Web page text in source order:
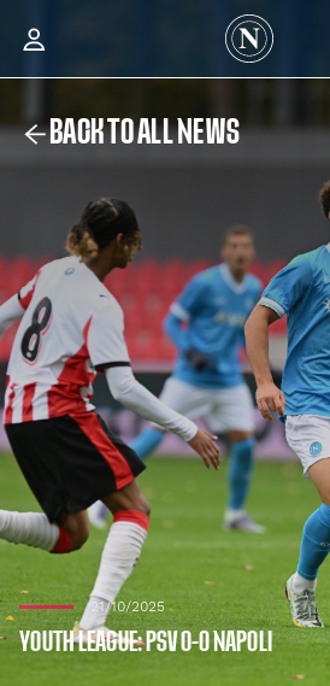
BACK TO ALL NEWS
21/10/2025
YOUTH LEAGUE: PSV 0-0 NAPOLI